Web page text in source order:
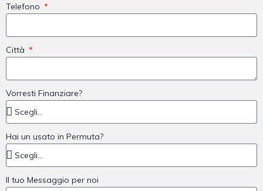
Telefono
Città
Vorresti Finanziare?
Hai un usato in Permuta?
Il tuo Messaggio per noi